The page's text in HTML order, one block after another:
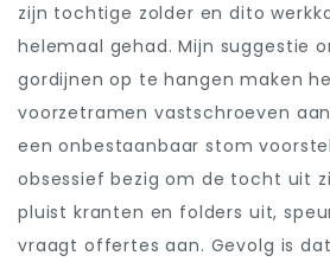
zijn tochtige zolder en dito
helemaal gehad. Mijn suggestie
gordijnen op te hangen maken
voorzetramen vastschroeven
een onbestaanbaar stom
obsessief bezig om de tocht uit
pluist kranten en folders uit,
vraagt offertes aan. Gevolg is